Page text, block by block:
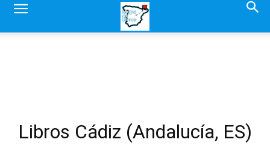
Libros Cádiz (Andalucía, ES)